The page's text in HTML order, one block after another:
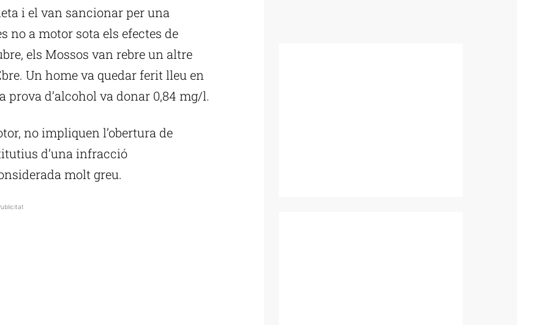
i el van sancionar per una
a motor sota els efectes de
els Mossos van rebre un altre
Un home va quedar ferit lleu en
d’alcohol va donar 0,84 mg/l.
no impliquen l’obertura de
d’una infracció
molt greu.